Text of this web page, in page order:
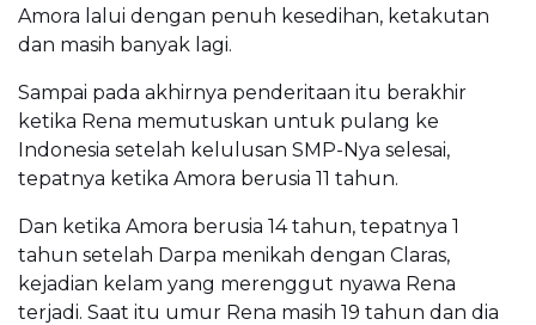
Amora lalui dengan penuh kesedihan, ketakutan
dan masih banyak lagi.
Sampai pada akhirnya penderitaan itu berakhir
ketika Rena memutuskan untuk pulang ke
Indonesia setelah kelulusan SMP-Nya selesai,
tepatnya ketika Amora berusia 11 tahun.
Dan ketika Amora berusia 14 tahun, tepatnya 1
tahun setelah Darpa menikah dengan Claras,
kejadian kelam yang merenggut nyawa Rena
terjadi. Saat itu umur Rena masih 19 tahun dan dia